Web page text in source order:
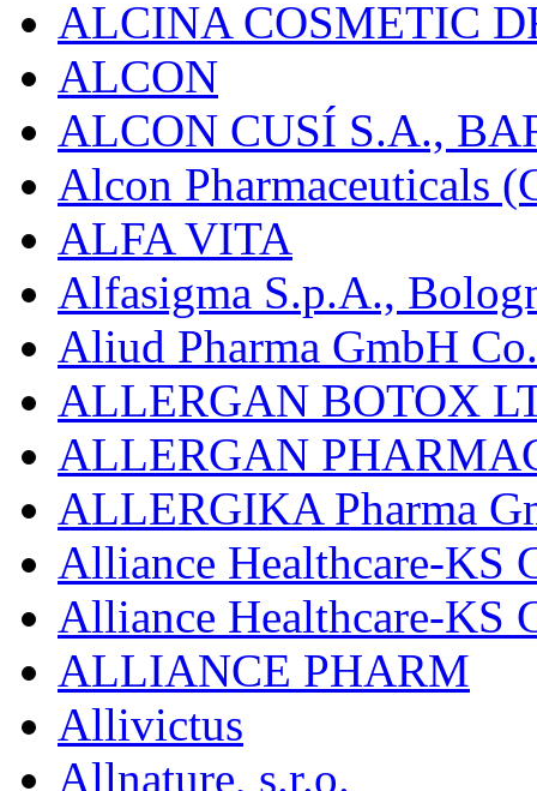
ALCINA COSMETIC
ALCON
ALCON CUSÍ S.A.,
Alcon Pharmaceuticals
ALFA VITA
Alfasigma S.p.A.,
Aliud Pharma GmbH
ALLERGAN BOTOX
ALLERGAN
ALLERGIKA Pharma
Alliance Healthcare-KS
Alliance Healthcare-KS
ALLIANCE PHARM
Allivictus
Allnature, s.r.o.